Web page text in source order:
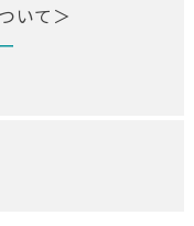
いて＞